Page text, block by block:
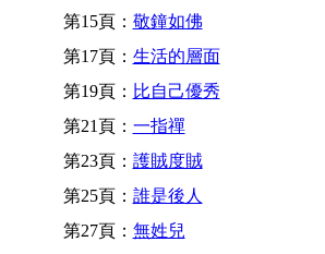
第15頁： 敬鐘如佛
第17頁： 生活的層面
第19頁： 比自己優秀
第21頁： 一指禪
第23頁： 護賊度賊
第25頁： 誰是後人
第27頁： 無姓兒